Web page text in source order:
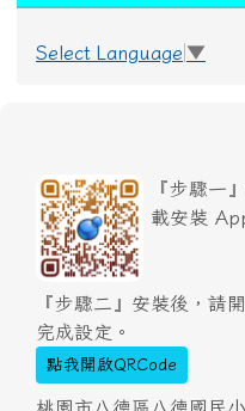
Select Language ▼
『步驟一
載安裝
『步驟二』安裝後，請
完成設定。
點我開啟QRCode